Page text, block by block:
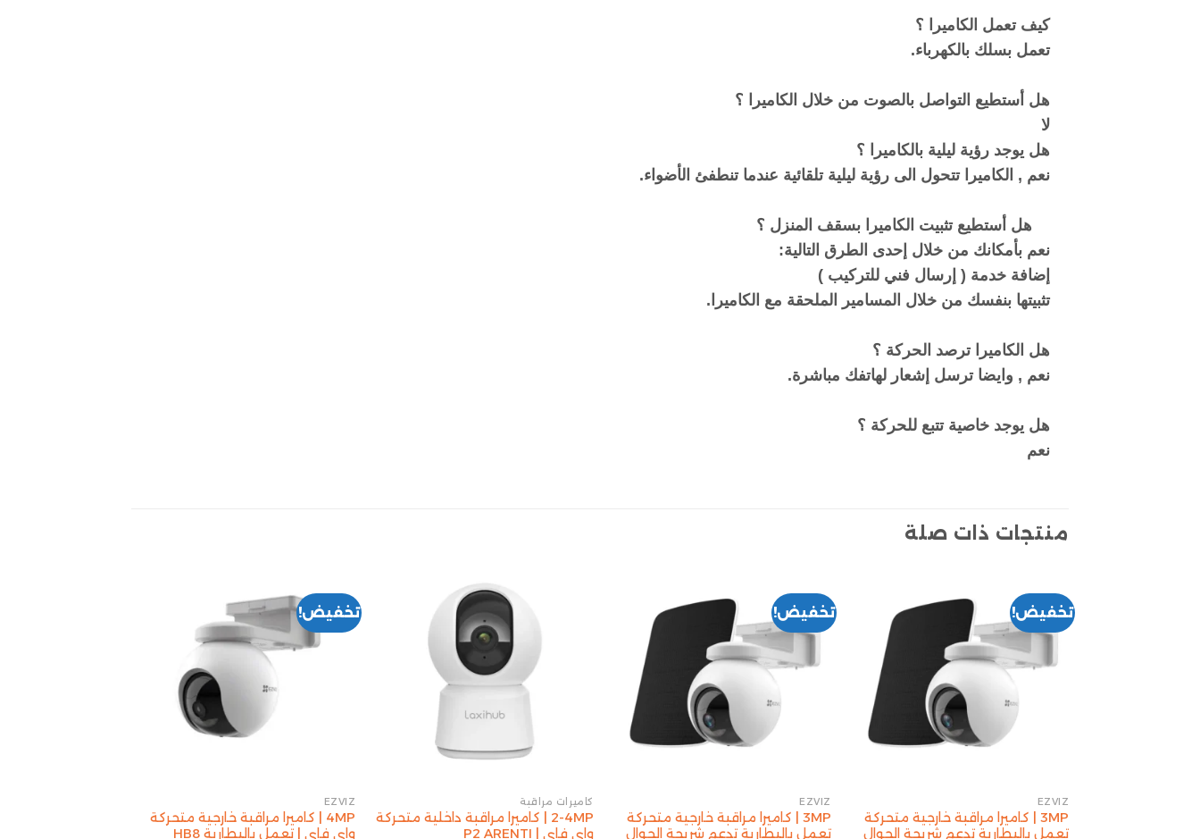
كيف تعمل الكاميرا ؟
تعمل بسلك بالكهرباء.
هل أستطيع التواصل بالصوت من خلال الكاميرا ؟
لا
هل يوجد رؤية ليلية بالكاميرا ؟
نعم , الكاميرا تتحول الى رؤية ليلية تلقائية عندما تنطفئ الأضواء.
هل أستطيع تثبيت الكاميرا بسقف المنزل ؟
نعم بأمكانك من خلال إحدى الطرق التالية:
إضافة خدمة ( إرسال فني للتركيب )
تثبيتها بنفسك من خلال المسامير الملحقة مع الكاميرا.
هل الكاميرا ترصد الحركة ؟
نعم , وايضا ترسل إشعار لهاتفك مباشرة.
هل يوجد خاصية تتبع للحركة ؟
نعم
منتجات ذات صلة
تخفيض!
EZVIZ
3MP | كاميرا مراقبة خارجية متحركة
تعمل بالبطارية تدعم شريحة الجوال
تخفيض!
EZVIZ
3MP | كاميرا مراقبة خارجية متحركة
تعمل بالبطارية تدعم شريحة الجوال
كاميرات مراقبة
2-4MP | كاميرا مراقبة داخلية متحركة
واي فاي | P2 ARENTI
تخفيض!
EZVIZ
4MP | كاميرا مراقبة خارجية متحركة
واي فاي | تعمل بالبطارية HB8